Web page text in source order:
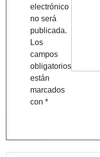
electrónico
no será
publicada.
Los
campos
obligatorios
están
marcados
con *